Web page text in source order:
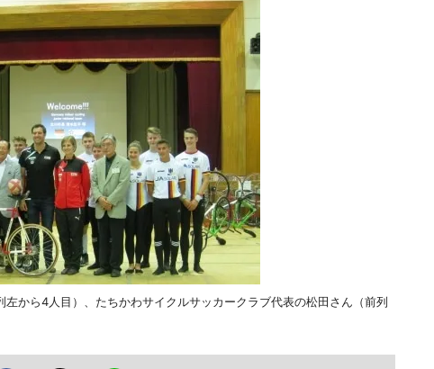
から4人目）、たちかわサイクルサッカークラブ代表の松田さん（前列